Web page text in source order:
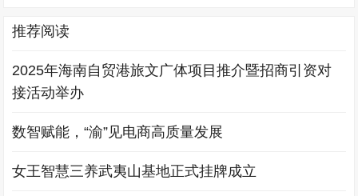
推荐阅读
2025年海南自贸港旅文广体项目推介暨招商引资对
接活动举办
数智赋能，“渝”见电商高质量发展
女王智慧三养武夷山基地正式挂牌成立